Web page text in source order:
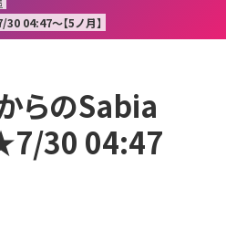
04:47～【5ノ月】
らのSabia
30 04:47